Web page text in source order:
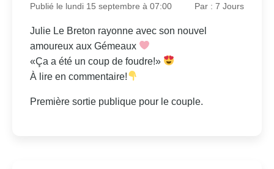
Publié le lundi 15 septembre à 07:00 Par : 7 Jours
Julie Le Breton rayonne avec son nouvel
amoureux aux Gémeaux
«Ça a été un coup de foudre!»
À lire en commentaire!
Première sortie publique pour le couple.